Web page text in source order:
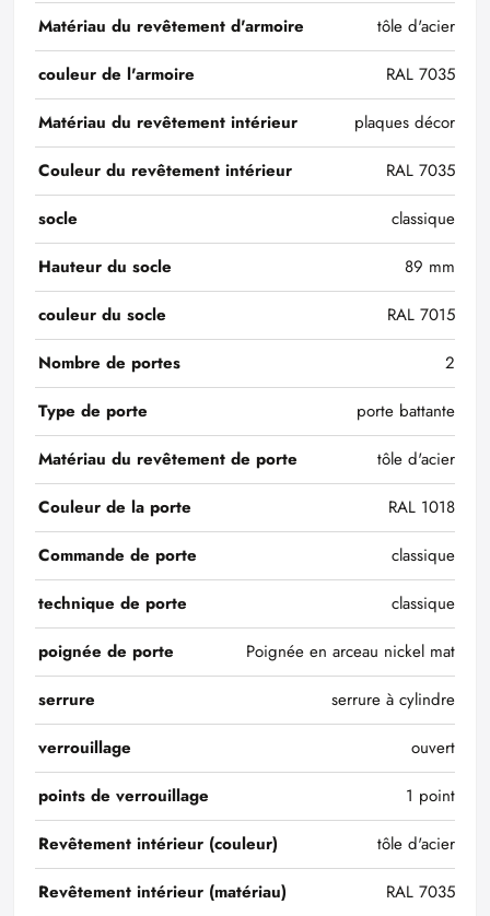
Matériau du revêtement d'armoire
tôle d'acier
couleur de l'armoire
RAL 7035
Matériau du revêtement intérieur
plaques décor
Couleur du revêtement intérieur
RAL 7035
socle
classique
Hauteur du socle
89 mm
couleur du socle
RAL 7015
Nombre de portes
2
Type de porte
porte battante
Matériau du revêtement de porte
tôle d'acier
Couleur de la porte
RAL 1018
Commande de porte
classique
technique de porte
classique
poignée de porte
Poignée en arceau nickel mat
serrure
serrure à cylindre
verrouillage
ouvert
points de verrouillage
1 point
Revêtement intérieur (couleur)
tôle d'acier
Revêtement intérieur (matériau)
RAL 7035